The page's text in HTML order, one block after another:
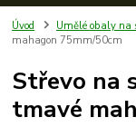
Úvod Umělé obaly na
mahagon 75mm/50cm
Střevo na
tmavé